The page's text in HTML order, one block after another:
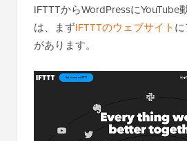
IFTTTからWordPressにYouTube
は、まずIFTTTのウェブサイト
があります。